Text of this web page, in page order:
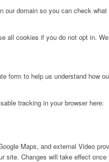
domain so you can check
all cookies if you do not opt in.
form to help us understand how
tracking in your browser here:
Maps, and external Video
site. Changes will take effect once